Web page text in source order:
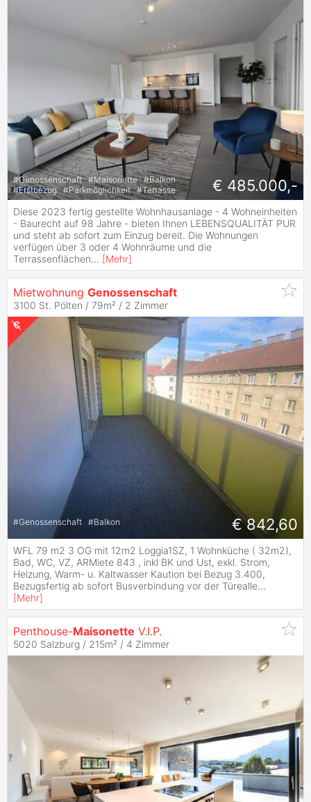
#Genossenschaft #Maisonette #Balkon
#Erstbezug #Parkmöglichkeit #Terrasse € 485.000,-
Diese 2023 fertig gestellte Wohnhausanlage - 4 Wohneinheiten
- Baurecht auf 98 Jahre - bieten Ihnen LEBENSQUALITÄT PUR
und steht ab sofort zum Einzug bereit. Die Wohnungen
verfügen über 3 oder 4 Wohnräume und die
Terrassenflächen... [Mehr]
Mietwohnung Genossenschaft
3100 St. Pölten / 79m² / 2 Zimmer
#Genossenschaft #Balkon € 842,60
WFL 79 m2 3 OG mit 12m2 Loggia1SZ, 1 Wohnküche ( 32m2),
Bad, WC, VZ, ARMiete 843 , inkl BK und Ust, exkl. Strom,
Heizung, Warm- u. Kaltwasser Kaution bei Bezug 3.400,
Bezugsfertig ab sofort Busverbindung vor der Türealle...
[Mehr]
Penthouse-Maisonette V.I.P.
5020 Salzburg / 215m² / 4 Zimmer